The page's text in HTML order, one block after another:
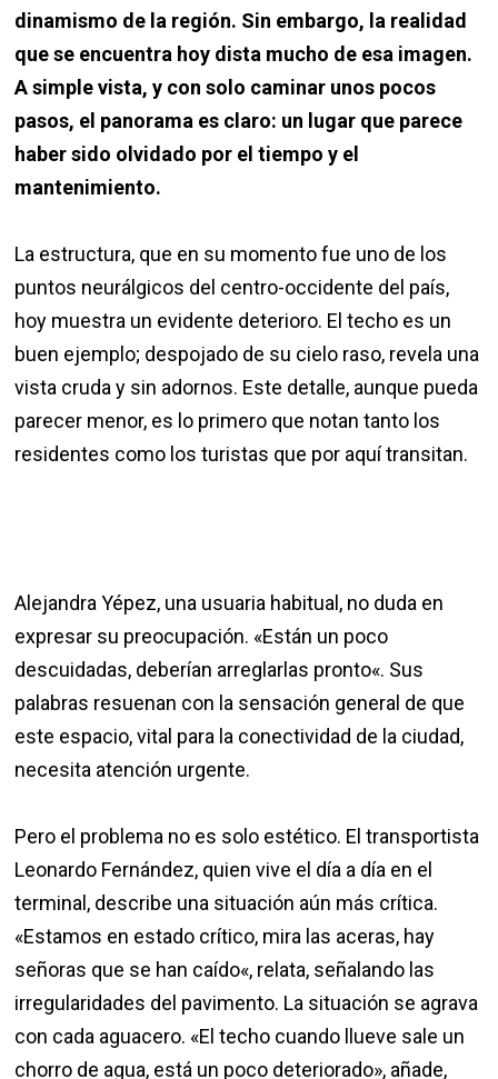
dinamismo de la región. Sin embargo, la realidad
que se encuentra hoy dista mucho de esa imagen.
A simple vista, y con solo caminar unos pocos
pasos, el panorama es claro: un lugar que parece
haber sido olvidado por el tiempo y el
mantenimiento.
La estructura, que en su momento fue uno de los
puntos neurálgicos del centro-occidente del país,
hoy muestra un evidente deterioro. El techo es un
buen ejemplo; despojado de su cielo raso, revela una
vista cruda y sin adornos. Este detalle, aunque pueda
parecer menor, es lo primero que notan tanto los
residentes como los turistas que por aquí transitan.
Alejandra Yépez, una usuaria habitual, no duda en
expresar su preocupación. «Están un poco
descuidadas, deberían arreglarlas pronto«. Sus
palabras resuenan con la sensación general de que
este espacio, vital para la conectividad de la ciudad,
necesita atención urgente.
Pero el problema no es solo estético. El transportista
Leonardo Fernández, quien vive el día a día en el
terminal, describe una situación aún más crítica.
«Estamos en estado crítico, mira las aceras, hay
señoras que se han caído«, relata, señalando las
irregularidades del pavimento. La situación se agrava
con cada aguacero. «El techo cuando llueve sale un
chorro de agua, está un poco deteriorado», añade,